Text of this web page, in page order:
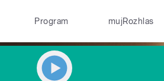
Program mujRozhlas